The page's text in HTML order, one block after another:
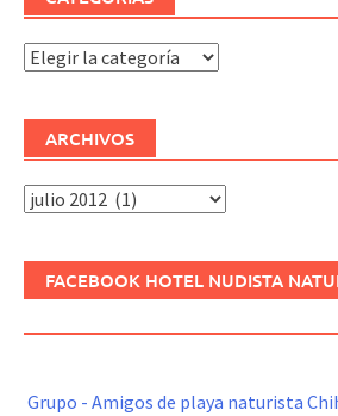
Categorías
ARCHIVOS
Archivos
FACEBOOK HOTEL NUDISTA
Grupo - Amigos de playa naturista